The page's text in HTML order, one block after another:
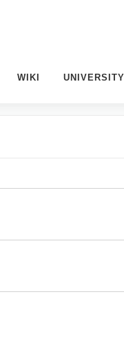
WIKI